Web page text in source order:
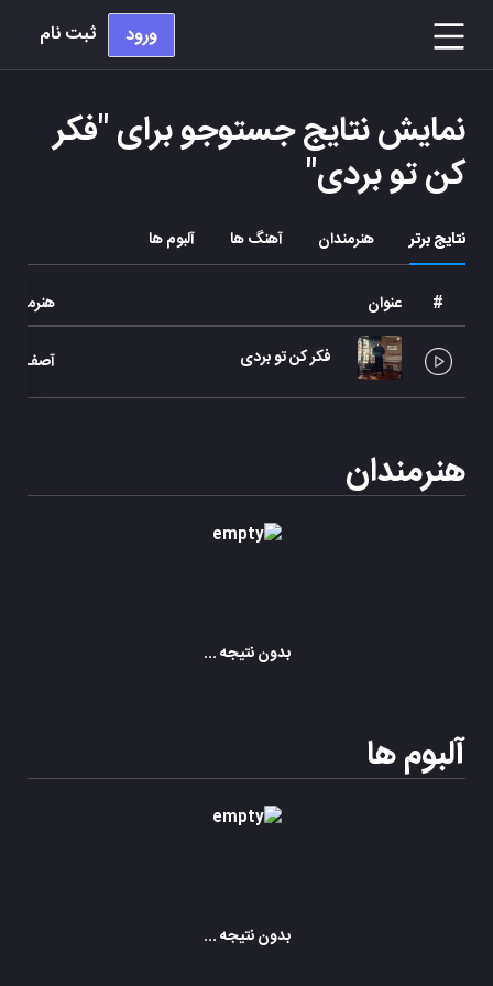
ورود ثبت نام
نمایش نتایج جستوجو برای "فکر
کن تو بردی"
نتایج برتر هنرمندان آهنگ ها آلبوم ها
# عنوان هنرمند
فکر کن تو بردی آصف آریا
هنرمندان
بدون نتیجه ...
آلبوم ها
بدون نتیجه ...